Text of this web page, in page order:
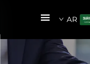
AR